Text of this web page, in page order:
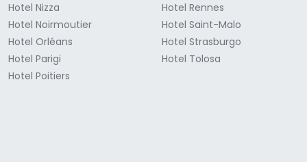
Hotel Nizza
Hotel Noirmoutier
Hotel Orléans
Hotel Parigi
Hotel Poitiers
Hotel Rennes
Hotel Saint-Malo
Hotel Strasburgo
Hotel Tolosa